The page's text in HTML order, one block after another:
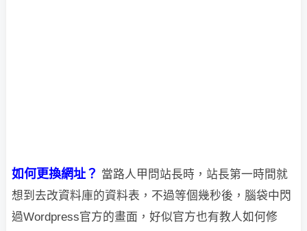
如何更換網址？ 當路人甲問站長時，站長第一時間就
想到去改資料庫的資料表，不過等個幾秒後，腦袋中閃
過Wordpress官方的畫面，好似官方也有教人如何修